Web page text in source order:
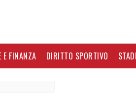
FINANZA DIRITTO SPORTIVO